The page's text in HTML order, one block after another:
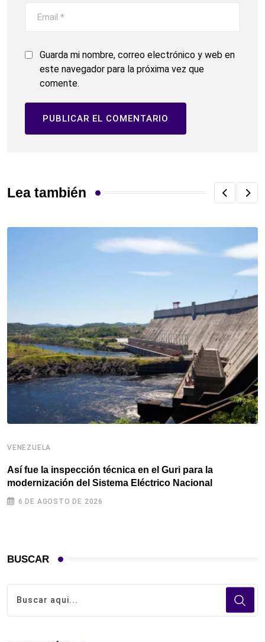
Guarda mi nombre, correo electrónico y web en
este navegador para la próxima vez que
comente.
Lea también
VENEZUELA
Así fue la inspección técnica en el Guri para la
modernización del Sistema Eléctrico Nacional
6 DE AGOSTO DE 2026
BUSCAR